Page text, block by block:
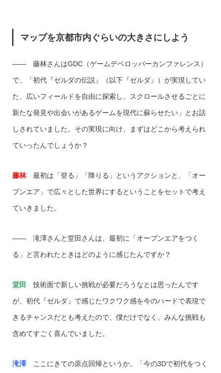
マップを京都市内ぐらいの大きさにしよう
―― 藤林さんはGDC（ゲームデベロッパーカンファレンス）
で、「初代『ゼルダの伝説』（以下『ゼルダ』）が実現してい
た、広いフィールドを自由に探索し、スクロールさせるごとに
新たな発見や出会いがあるゲームを現代に蘇らせたい」とお話
しされていました。その実現に向け、まずはどこから考えられ
ていったんでしょうか？
藤林 最初は「登る」「降りる」というアクションと、「オー
プンエア」で広々とした世界にするということをセットで考え
ていきました。
―― 滝澤さんと堂田さんは、最初に「オープンエアをつく
る」と言われたときはどのように感じたんですか？
堂田 技術面で新しい挑戦が必要だろうなとは思ったんです
が、初代『ゼルダ』で感じたワクワク感を今のハードで表現で
きるチャンスだとも考えたので、僕だけでなく、みんな挑戦も
含めてすごく喜んでいました。
滝澤ここにきての原点回帰というか。「今の3Dで初代をつく